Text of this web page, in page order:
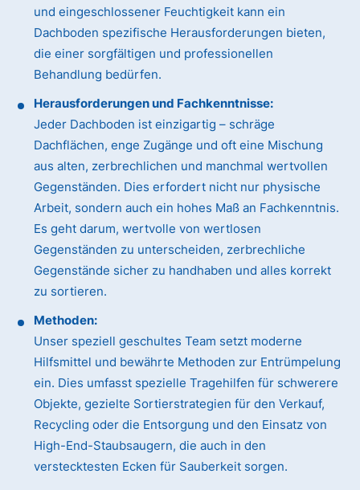
und eingeschlossener Feuchtigkeit kann ein
Dachboden spezifische Herausforderungen bieten,
die einer sorgfältigen und professionellen
Behandlung bedürfen.
Herausforderungen und Fachkenntnisse:
Jeder Dachboden ist einzigartig – schräge
Dachflächen, enge Zugänge und oft eine Mischung
aus alten, zerbrechlichen und manchmal wertvollen
Gegenständen. Dies erfordert nicht nur physische
Arbeit, sondern auch ein hohes Maß an Fachkenntnis.
Es geht darum, wertvolle von wertlosen
Gegenständen zu unterscheiden, zerbrechliche
Gegenstände sicher zu handhaben und alles korrekt
zu sortieren.
Methoden:
Unser speziell geschultes Team setzt moderne
Hilfsmittel und bewährte Methoden zur Entrümpelung
ein. Dies umfasst spezielle Tragehilfen für schwerere
Objekte, gezielte Sortierstrategien für den Verkauf,
Recycling oder die Entsorgung und den Einsatz von
High-End-Staubsaugern, die auch in den
verstecktesten Ecken für Sauberkeit sorgen.